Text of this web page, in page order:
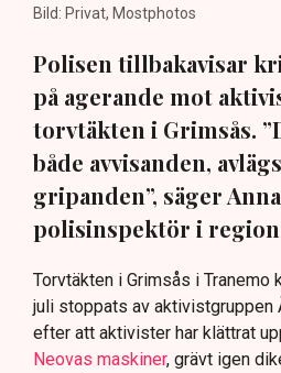
Bild: Privat, Mostphotos
Polisen tillbakavisar
på agerande mot
torvtäkten i Grimsås.
både avvisanden,
gripanden”, säger
polisinspektör i region
Torvtäkten i Grimsås i Tranemo
juli stoppats av aktivistgruppen
efter att aktivister har klättrat
Neovas maskiner, grävt igen